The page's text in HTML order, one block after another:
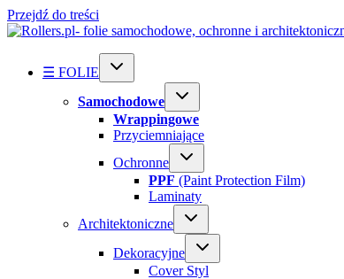
Przejdź do treści
☰ FOLIE
Samochodowe
Wrappingowe
Przyciemniające
Ochronne
PPF (Paint Protection Film)
Laminaty
Architektoniczne
Dekoracyjne
Cover Styl